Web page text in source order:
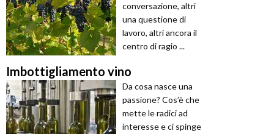
conversazione, altri
una questione di
lavoro, altri ancora il
centro di ragio ...
Imbottigliamento vino
Da cosa nasce una
passione? Cos’è che
mette le radici ad
interesse e ci spinge